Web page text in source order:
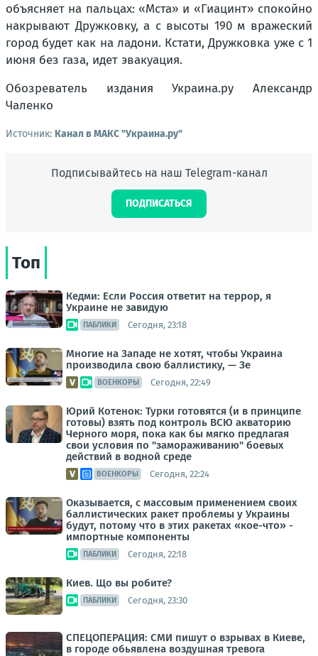
объясняет на пальцах: «Мста» и «Гиацинт» спокойно
накрывают Дружковку, а с высоты 190 м вражеский
город будет как на ладони. Кстати, Дружковка уже с 1
июня без газа, идет эвакуация.
Обозреватель издания Украина.ру Александр
Чаленко
Источник: Канал в МАКС "Украина.ру"
Подписывайтесь на наш Telegram-канал
ПОДПИСАТЬСЯ
Топ
Кедми: Если Россия ответит на террор, я
Украине не завидую
ПАБЛИКИ Сегодня, 23:18
Многие на Западе не хотят, чтобы Украина
производила свою баллистику, — Зе
ВОЕНКОРЫ Сегодня, 22:49
Юрий Котенок: Турки готовятся (и в принципе
готовы) взять под контроль ВСЮ акваторию
Черного моря, пока как бы мягко предлагая
свои условия по "замораживанию" боевых
действий в водной среде
ВОЕНКОРЫ Сегодня, 22:24
Оказывается, с массовым применением своих
баллистических ракет проблемы у Украины
будут, потому что в этих ракетах «кое-что» -
импортные компоненты
ПАБЛИКИ Сегодня, 22:18
Киев. Що вы робите?
ПАБЛИКИ Сегодня, 23:30
СПЕЦОПЕРАЦИЯ: СМИ пишут о взрывах в Киеве,
в городе обьявлена воздушная тревога